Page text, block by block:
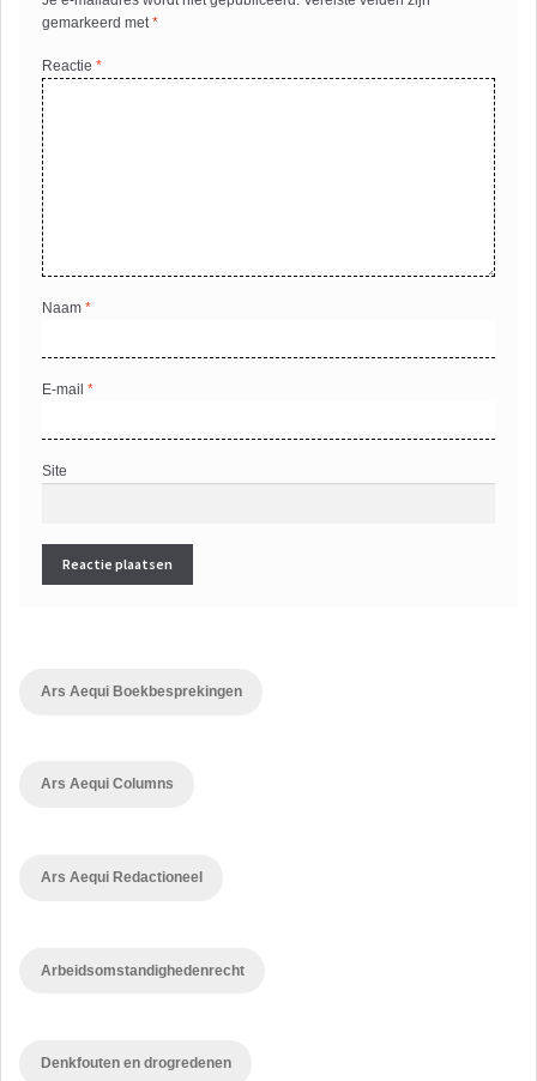
gemarkeerd met*
Reactie*
Naam*
E-mail*
Site
Ars Aequi Boekbesprekingen
Ars Aequi Columns
Ars Aequi Redactioneel
Arbeidsomstandighedenrecht
Denkfouten en drogredenen